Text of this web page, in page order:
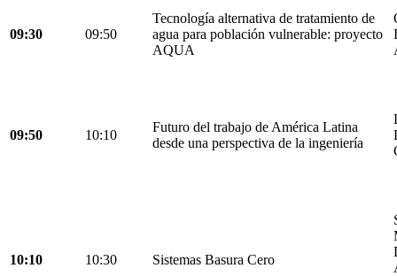
09:30 09:50
Tecnología alternativa de tratamiento de
agua para población vulnerable: proyecto
AQUA
09:50 10:10
Futuro del trabajo de América Latina
desde una perspectiva de la ingeniería
10:10 10:30 Sistemas Basura Cero